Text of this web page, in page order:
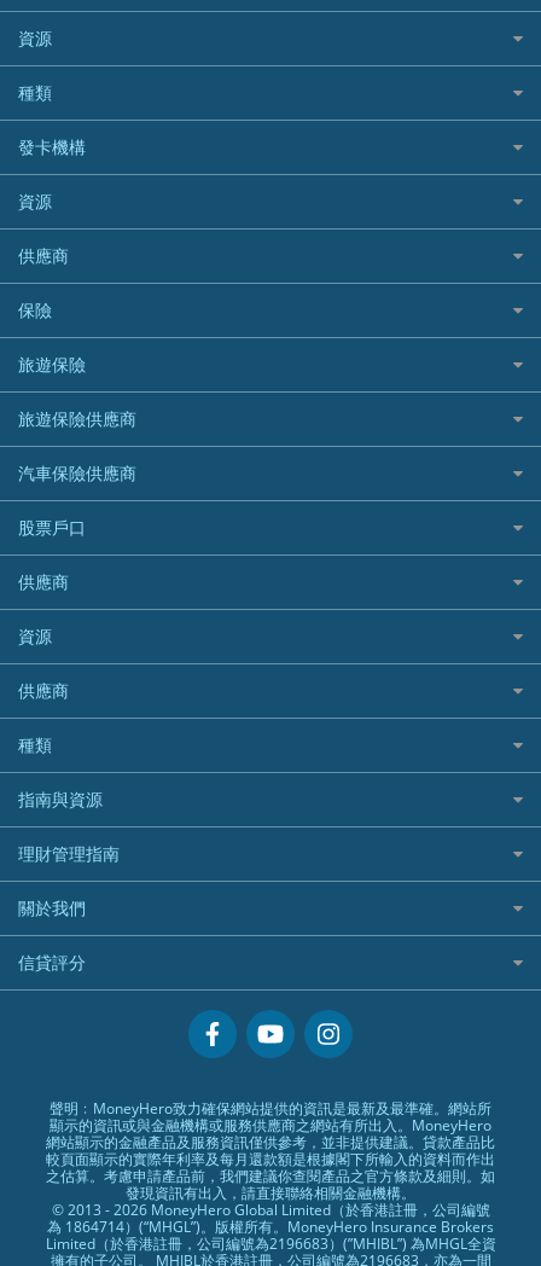
稅季/稅務貸款
網上貸款
結餘轉戶(清卡數貸款)
銀行貸款
財務公司貸款
免入息貸款
免TU貸款
急借錢
緊急貸款比較
最佳小額貸款比較
易批必批貸款
24小時貸款
最佳循環貸款
BEA 東亞銀行
BOC 中國銀行
Cashing Pro 優尚信貸
CCB(Asia) 中國建設銀行 (亞洲)
Citibank 花旗銀行
CNCBI 信銀國際
CreFIT 維信
DBS 星展銀行
DSB 大新銀行
HSBC 滙豐銀行貸款
K Cash 貸款
Mox 銀行
National Resources 中潤物業按揭
OCBC 華僑銀行
PrimeCredit 安信信貸
Promise 邦民日本財務
Rabbit Credit月兔信貸
Standard Chartered 渣打銀行
UA 亞洲聯合財務
WeLab Bank
WeLend 貸款
資源
如何申請個人貸款
如何管理個人貸款
個人貸款有用資訊
清卡數貸款教學
循環貸款教學
個人化貸款產品推介 🔥全新
債務重組一覽
供樓利息扣稅
最佳貸款app
種類
網購優惠
精選外幣網購信用卡
尊尚信用卡
公司信用卡
電子錢包信用卡
日本遊信用卡攻略
韓國遊信用卡攻略
台灣遊信用卡攻略
機場貴賓室信用卡
銀聯信用卡
高獎賞信用卡推薦
酒店信用卡
發卡機構
Citibank花旗銀行
AE美國運通
DBS星展銀行
HSBC滙豐銀行
Mox
信銀國際
大新銀行
恒生銀行
Standard Chartered渣打銀行
東亞銀行
SIM
Airwallex信用卡
資源
Black Friday優惠
淘寶付款方式
一田購物優惠日
SOGO感謝祭
HKTVmall優惠碼
交稅優惠
酒店優惠碼
機票優惠碼
供應商
八達通自動增值信用卡
保險
旅遊保險
汽車保險
家居保險
家傭保險
寵物保險
定期人壽保險
危疾保險
年金資訊
樓宇火險
旅遊保險
日本旅遊保險及資訊
泰國旅遊保險及資訊
台灣旅遊保險及資訊
韓國旅遊保險及資訊
歐洲旅遊保險及資訊
越南旅遊保險及資訊
澳洲旅遊保險及資訊
長者嘆世界
家庭親子遊
自駕遊比較
相機有得保
專為孕婦設計的最佳旅遊保險
最佳滑雪旅遊保險
最適合BB的旅遊保險
旅遊保險供應商
AXA 安盛
AIG 美亞
Allianz 安聯
Allied World 世聯
Avo
中國銀行
Bolttech 保特
Blue Cross 藍十字
中國平安
HSBC滙豐銀行
MSIG 三井住友
Prudential 保誠
QBE 昆士蘭
Starr
汽車保險供應商
大新汽車保險
中銀汽車保險
Allianz安聯汽車保險
bolttech保障汽車保險
Zurich蘇黎世汽車保險
QBE昆士蘭汽車保險
平安汽車保險
股票戶口
富途證券
IB盈透證券
老虎證券
uSMART 盈立證券
華盛証券
長橋證券
WeBull微牛證券
漲樂全球通｜華泰國際
OSL
供應商
富途牛牛好唔好？
Webull微牛證券好唔好？
Longbridge長橋證券好唔好？
老虎證券好唔好？
華盛証券好唔好？
漲樂全球通好唔好？
IB盈透證券好唔好？
盈立證券 uSMART 好唔好？
Stashaway好唔好？
資源
股票戶口開戶
證券行邊間好？
港股5隻高息ETF精選
什麼是ETF？
香港30大高息股排行
黃金ETF懶人包
最值得注意的比特幣ETF
選股策略：五步調查攻略
供應商
銀行戶口比較
尊尚銀行戶口
Citi Plus
中信銀行inMotion
Airwallex銀行
種類
定期存款
港元定存
人民幣定存
美元定存
英鎊定存
澳元定存
指南與資源
理財資訊
識慳識賺
債務管理
投資理財
置業安居
專欄文章
理財管理指南
常用相關詞彙
MoneyHero電子報
所有合作銀行或機構
關於我們
服務承諾
網上支援
常見問題
條款及細則
編輯守則
廣告合作
廣告政策
信貸評分
聲明﹕MoneyHero致力確保網站提供的資訊是最新及最準確。網站所
顯示的資訊或與金融機構或服務供應商之網站有所出入。MoneyHero
網站顯示的金融產品及服務資訊僅供參考，並非提供建議。貸款產品比
較頁面顯示的實際年利率及每月還款額是根據閣下所輸入的資料而作出
之估算。考慮申請產品前，我們建議你查閱產品之官方條款及細則。如
發現資訊有出入，請直接聯絡相關金融機構。
© 2013 - 2026 MoneyHero Global Limited（於香港註冊，公司編號
為 1864714）(“MHGL”)。版權所有。MoneyHero Insurance Brokers
Limited（於香港註冊，公司編號為2196683）(”MHIBL”) 為MHGL全資
擁有的子公司。 MHIBL於香港註冊，公司編號為2196683，亦為一間